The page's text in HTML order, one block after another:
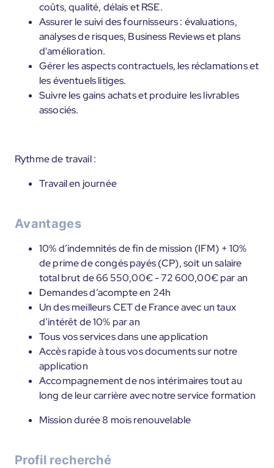
coûts, qualité, délais et RSE.
Assurer le suivi des fournisseurs : évaluations,
analyses de risques, Business Reviews et plans
d'amélioration.
Gérer les aspects contractuels, les réclamations et
les éventuels litiges.
Suivre les gains achats et produire les livrables
associés.
Rythme de travail :
Travail en journée
Avantages
10% d’indemnités de fin de mission (IFM) + 10%
de prime de congés payés (CP), soit un salaire
total brut de 66 550,00€ - 72 600,00€ par an
Demandes d’acompte en 24h
Un des meilleurs CET de France avec un taux
d’intérêt de 10% par an
Tous vos services dans une application
Accès rapide à tous vos documents sur notre
application
Accompagnement de nos intérimaires tout au
long de leur carrière avec notre service formation
Mission durée 8 mois renouvelable
Profil recherché